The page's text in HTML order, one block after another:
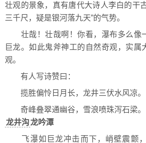
壮观的景象，真有唐代大诗人李白的
三千尺，疑是银河落九天”的气势。
壮哉！壮哉啊！你看，瀑布多么像
巨龙。如此鬼斧神工的自然奇观，实属
观。
有人写诗赞曰：
揽胜偏怜日月长，龙井三伏水风凉。
奇峰叠翠通幽谷，雪浪喷珠泻石梁。
龙井沟龙吟潭
飞瀑如巨龙冲击而下，峭壁震颤，